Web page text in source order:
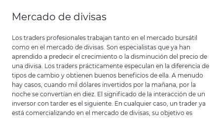
Mercado de divisas
Los traders profesionales trabajan tanto en el mercado bursátil
como en el mercado de divisas. Son especialistas que ya han
aprendido a predecir el crecimiento o la disminución del precio de
una divisa. Los traders prácticamente especulan en la diferencia de
tipos de cambio y obtienen buenos beneficios de ella. A menudo
hay casos, cuando mil dólares invertidos por la mañana, por la
noche se convertían en diez. El significado de la interacción de un
inversor con tarder es el siguiente. En cualquier caso, un trader ya
está comercializando en el mercado de divisas, su objetivo es